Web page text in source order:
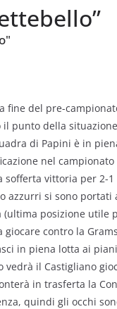
fine del pre-
il punto della
di Papini è in
nel campionato
sofferta vittoria per 2-1
azzurri si sono portati
(ultima posizione utile
giocare contro la
in piena lotta ai
vedrà il Castigliano
in trasferta la
quindi gli occhi